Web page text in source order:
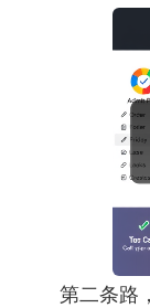
第二条路